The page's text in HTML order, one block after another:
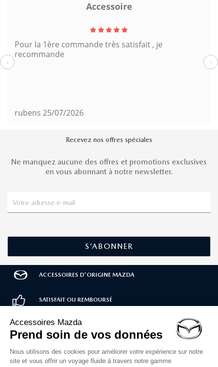
Accessoire
Pour la 1ère commande très satisfait , je
recommande
rubens 25/07/2026
‹ ›
Recevez nos offres spéciales
Ne manquez aucune des offres et promotions exclusives
en vous abonnant à notre newsletter.
ACCESSOIRES D'ORIGINE MAZDA
SATISFAIT OU REMBOURSÉ
LIVRAISON RAPIDE
PAIEMENT SÉCURISÉ